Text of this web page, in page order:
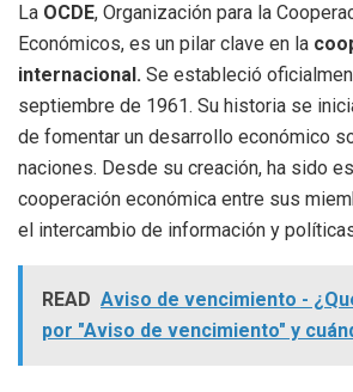
La OCDE, Organización para la
Económicos, es un pilar clave en la
internacional. Se estableció
septiembre de 1961. Su historia se
de fomentar un desarrollo económico
naciones. Desde su creación, ha sido
cooperación económica entre sus
el intercambio de información y
READ Aviso de vencimiento -
por "Aviso de vencimiento" y